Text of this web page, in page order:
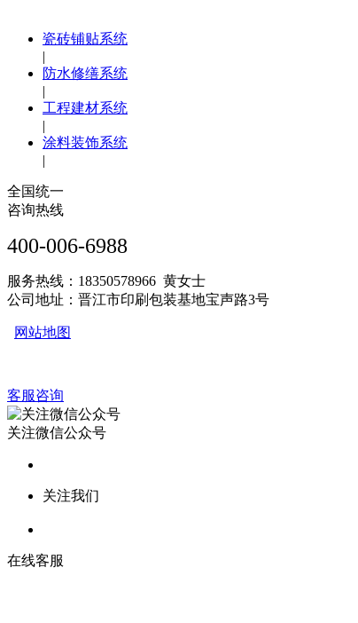
瓷砖铺贴系统
|
防水修缮系统
|
工程建材系统
|
涂料装饰系统
|
全国统一
咨询热线
400-006-6988
服务热线：18350578966 黄女士
公司地址：晋江市印刷包装基地宝声路3号
网站地图
客服咨询
关注微信公众号
关注我们
在线客服